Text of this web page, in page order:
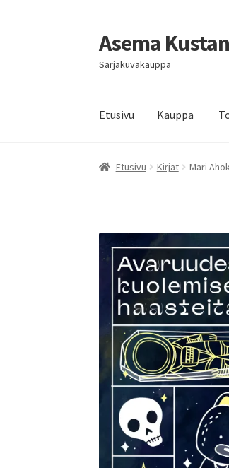
Siirry
navigointiin
Siirry
sisältöön
Asema
Sarjakuvakauppa
Etusivu Kauppa
Etusivu Kirjat Mari